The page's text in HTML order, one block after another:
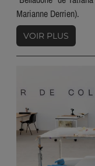
Marianne Derrien).
VOIR PLUS